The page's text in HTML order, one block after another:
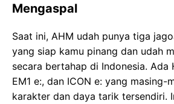
Mengaspal
Saat ini, AHM udah punya tiga
yang siap kamu pinang dan udah
secara bertahap di Indonesia. Ada
EM1 e:, dan ICON e: yang masing-
karakter dan daya tarik tersendiri.